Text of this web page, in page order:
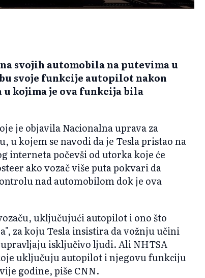
svojih automobila na putevima u
svoje funkcije autopilot nakon
u kojima je ova funkcija bila
je objavila Nacionalna uprava za
u kojem se navodi da je Tesla pristao na
interneta počevši od utorka koje će
ako vozač više puta pokvari da
nad automobilom dok je ova
uključujući autopilot i ono što
za koju Tesla insistira da vožnju učini
isključivo ljudi. Ali NHTSA
uključuju autopilot i njegovu funkciju
godine, piše CNN.